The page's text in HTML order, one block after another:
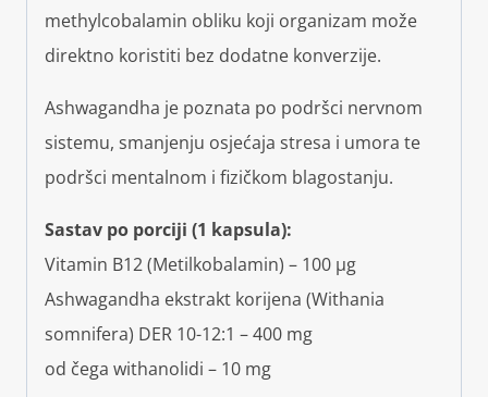
methylcobalamin obliku koji organizam može
direktno koristiti bez dodatne konverzije.
Ashwagandha je poznata po podršci nervnom
sistemu, smanjenju osjećaja stresa i umora te
podršci mentalnom i fizičkom blagostanju.
Sastav po porciji (1 kapsula):
Vitamin B12 (Metilkobalamin) – 100 µg
Ashwagandha ekstrakt korijena (Withania
somnifera) DER 10-12:1 – 400 mg
od čega withanolidi – 10 mg